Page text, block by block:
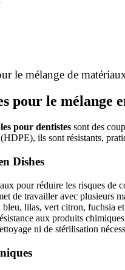
le mélange de
pour le mélange
pour dentistes sont des
ils sont résistants,
Dishes
pour réduire les risques de
de travailler avec plusieurs
bleu, lilas, vert citron, fuchsia
aux produits
ni de stérilisation